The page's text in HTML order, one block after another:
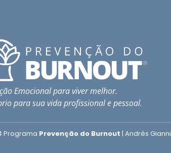
Emocional para viver melhor.
para sua vida profissional e pessoal.
Programa Prevenção do Burnout | Andrés Gianni